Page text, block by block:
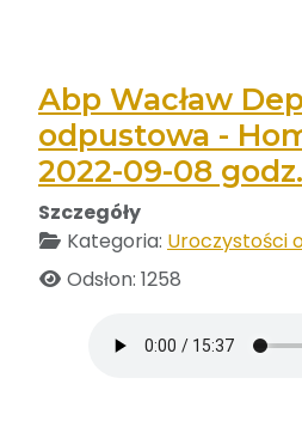
Abp Wacław
odpustowa -
2022-09-08 godz.
Szczegóły
Kategoria: Uroczystości
Odsłon: 1258